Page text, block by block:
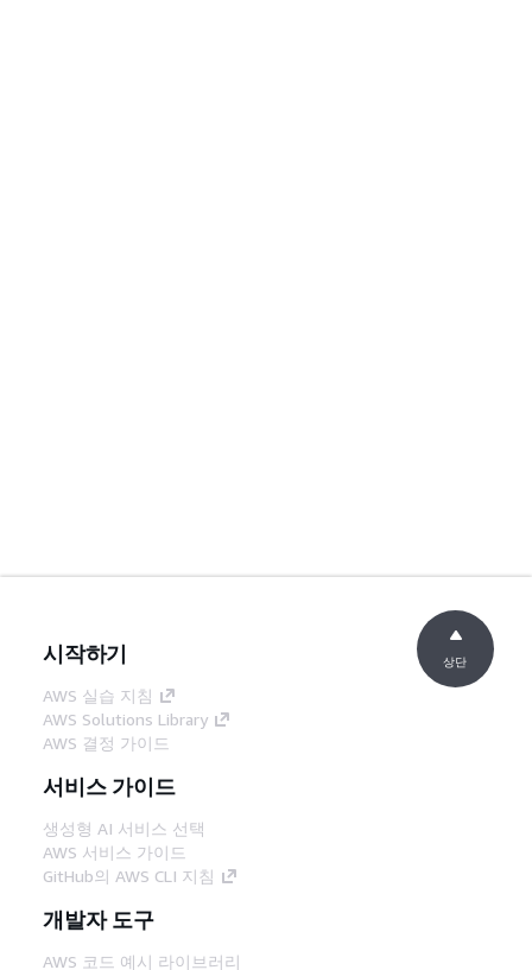
시작하기
AWS 실습 지침
AWS Solutions Library
AWS 결정 가이드
서비스 가이드
생성형 AI 서비스 선택
AWS 서비스 가이드
GitHub의 AWS CLI 지침
개발자 도구
AWS 코드 예시 라이브러리
상단